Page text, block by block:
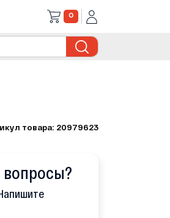
0
товара: 20979623
вопросы?